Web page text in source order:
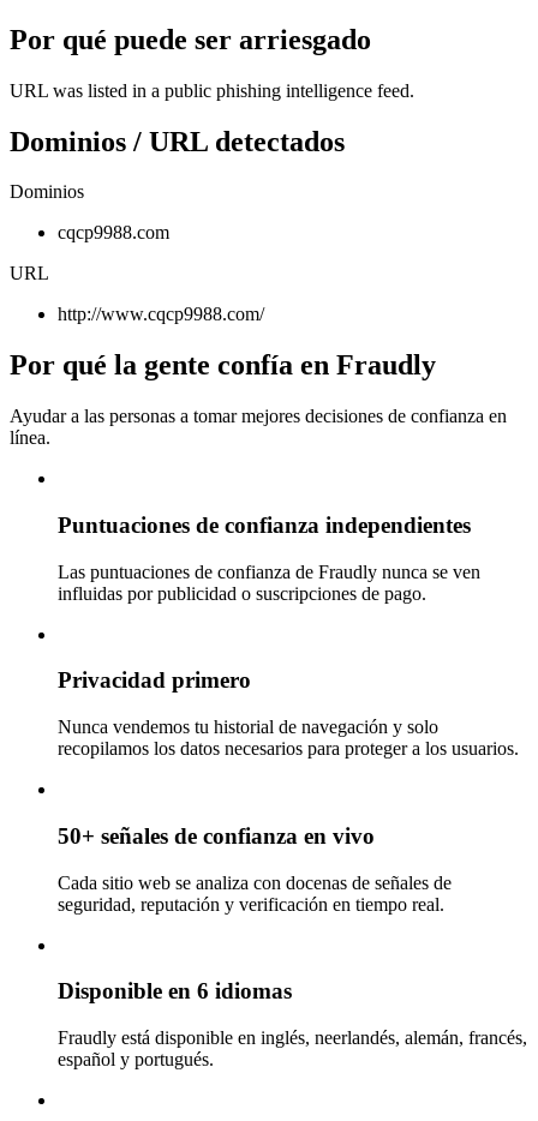
Por qué puede ser arriesgado
URL was listed in a public phishing intelligence feed.
Dominios / URL detectados
Dominios
cqcp9988.com
URL
http://www.cqcp9988.com/
Por qué la gente confía en Fraudly
Ayudar a las personas a tomar mejores decisiones de confianza en
línea.
Puntuaciones de confianza independientes
Las puntuaciones de confianza de Fraudly nunca se ven
influidas por publicidad o suscripciones de pago.
Privacidad primero
Nunca vendemos tu historial de navegación y solo
recopilamos los datos necesarios para proteger a los usuarios.
50+ señales de confianza en vivo
Cada sitio web se analiza con docenas de señales de
seguridad, reputación y verificación en tiempo real.
Disponible en 6 idiomas
Fraudly está disponible en inglés, neerlandés, alemán, francés,
español y portugués.